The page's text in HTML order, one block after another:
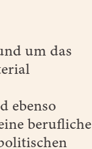
um das
ebenso
berufliche